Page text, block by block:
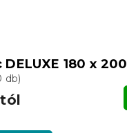
180 x
db)